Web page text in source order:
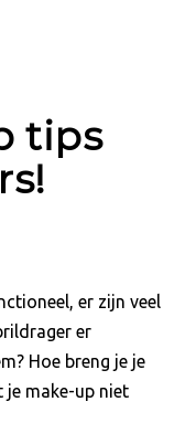
tips
er zijn veel
er
Hoe breng je je
je make-up niet